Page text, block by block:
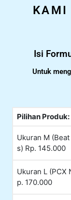
KAMI
Isi
Untuk
Pilihan Produk:
Ukuran M
s) Rp. 145.000
Ukuran L (PCX
p. 170.000